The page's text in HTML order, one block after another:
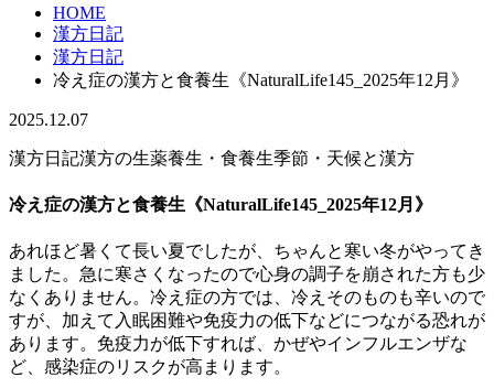
HOME
漢方日記
漢方日記
冷え症の漢方と食養生《NaturalLife145_2025年12月》
2025.12.07
漢方日記漢方の生薬養生・食養生季節・天候と漢方
冷え症の漢方と食養生《NaturalLife145_2025年12月》
あれほど暑くて長い夏でしたが、ちゃんと寒い冬がやってき
ました。急に寒さくなったので心身の調子を崩された方も少
なくありません。冷え症の方では、冷えそのものも辛いので
すが、加えて入眠困難や免疫力の低下などにつながる恐れが
あります。免疫力が低下すれば、かぜやインフルエンザな
ど、感染症のリスクが高まります。